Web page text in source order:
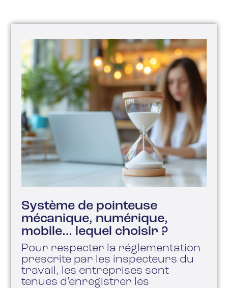
Système de pointeuse
mécanique, numérique,
mobile… lequel choisir ?
Pour respecter la réglementation
prescrite par les inspecteurs du
travail, les entreprises sont
tenues d’enregistrer les